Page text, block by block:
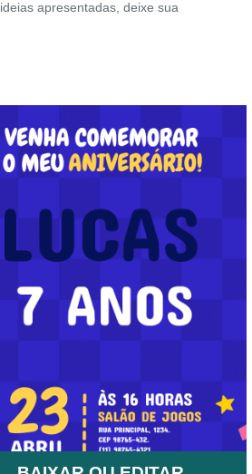
apresentadas, deixe sua